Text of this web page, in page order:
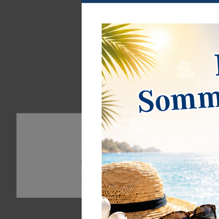
Wir nutzen Cookies auf unserer Website. Einige
Ihre Erfahrung zu verbessern. Weitere
finden Sie hier:
Daten­schutz­erklärung
Impressum
Essenziell Statistik Externe